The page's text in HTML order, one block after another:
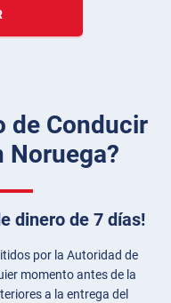
de Conducir
Noruega?
dinero de 7 días!
por la Autoridad de
momento antes de la
a la entrega del